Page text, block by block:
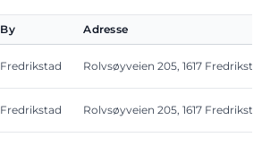
By Adresse
Fredrikstad Rolvsøyveien 205, 1617
Fredrikstad Rolvsøyveien 205, 1617